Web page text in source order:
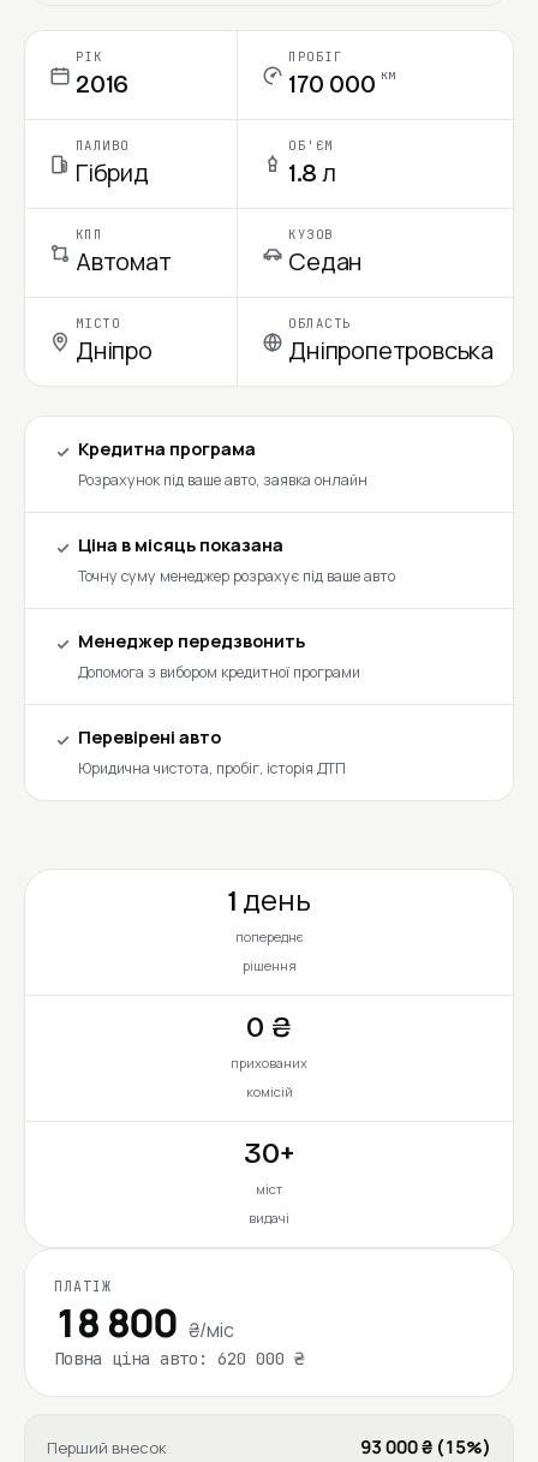
РІК
2016
ПРОБІГ
170 000 км
ПАЛИВО
Гібрид
ОБ'ЄМ
1.8 л
КПП
Автомат
КУЗОВ
Седан
МІСТО
Дніпро
ОБЛАСТЬ
Дніпропетровська
Кредитна програма
Розрахунок під ваше авто, заявка онлайн
Ціна в місяць показана
Точну суму менеджер розрахує під ваше авто
Менеджер передзвонить
Допомога з вибором кредитної програми
Перевірені авто
Юридична чистота, пробіг, історія ДТП
1 день
попереднє
рішення
0 ₴
прихованих
комісій
30+
міст
видачі
ПЛАТІЖ
18 800 ₴/міс
Повна ціна авто: 620 000 ₴
Перший внесок 93 000 ₴ (15%)